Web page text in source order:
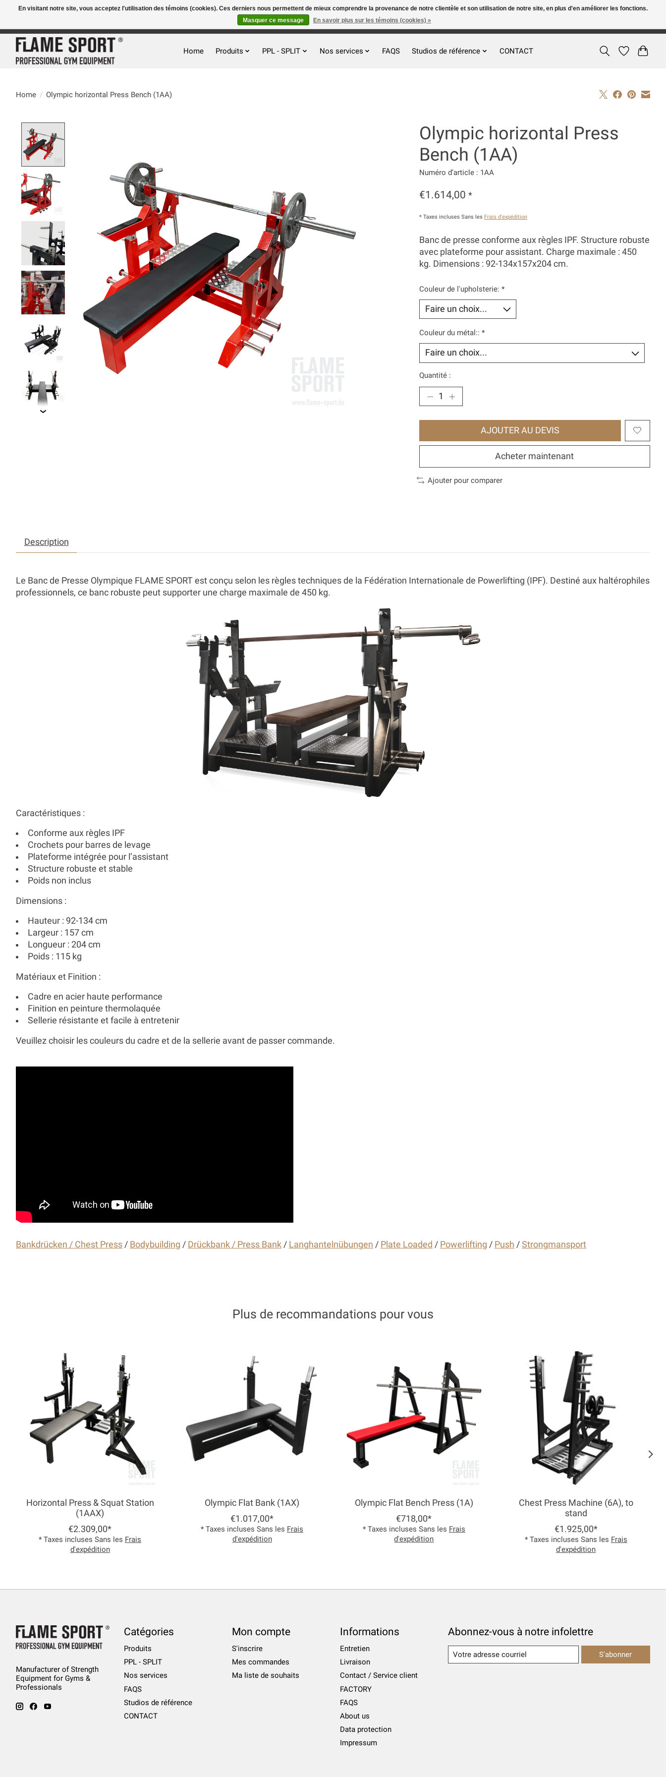
Home Produits PPL - SPLIT Nos services FAQS Studios de référence CONTACT
Home / Olympic horizontal Press Bench (1AA)
Olympic horizontal Press
Bench (1AA)
Numéro d’article : 1AA
€1.614,00 *
* Taxes incluses Sans les Frais d'expédition
Banc de presse conforme aux règles IPF. Structure robuste
avec plateforme pour assistant. Charge maximale : 450
kg. Dimensions : 92-134x157x204 cm.
Couleur de l'upholsterie: *
Couleur du métal:: *
Quantité :
AJOUTER AU DEVIS
Acheter maintenant
Ajouter pour comparer
Description
Le Banc de Presse Olympique FLAME SPORT est conçu selon les règles techniques de la Fédération Internationale de Powerlifting (IPF). Destiné aux haltérophiles
professionnels, ce banc robuste peut supporter une charge maximale de 450 kg.
Caractéristiques :
Conforme aux règles IPF
Crochets pour barres de levage
Plateforme intégrée pour l’assistant
Structure robuste et stable
Poids non inclus
Dimensions :
Hauteur : 92-134 cm
Largeur : 157 cm
Longueur : 204 cm
Poids : 115 kg
Matériaux et Finition :
Cadre en acier haute performance
Finition en peinture thermolaquée
Sellerie résistante et facile à entretenir
Veuillez choisir les couleurs du cadre et de la sellerie avant de passer commande.
Bankdrücken / Chest Press / Bodybuilding / Drückbank / Press Bank / Langhantelnübungen / Plate Loaded / Powerlifting / Push / Strongmansport
Plus de recommandations pour vous
Horizontal Press & Squat Station
(1AAX)
€2.309,00*
* Taxes incluses Sans les Frais
d'expédition
Olympic Flat Bank (1AX)
€1.017,00*
* Taxes incluses Sans les Frais
d'expédition
Olympic Flat Bench Press (1A)
€718,00*
* Taxes incluses Sans les Frais
d'expédition
Chest Press Machine (6A), to
stand
€1.925,00*
* Taxes incluses Sans les Frais
d'expédition
Manufacturer of Strength
Equipment for Gyms &
Professionals
Catégories
Produits
PPL - SPLIT
Nos services
FAQS
Studios de référence
CONTACT
Mon compte
S'inscrire
Mes commandes
Ma liste de souhaits
Informations
Entretien
Livraison
Contact / Service client
FACTORY
FAQS
About us
Data protection
Impressum
Abonnez-vous à notre infolettre
S'abonner
En visitant notre site, vous acceptez l'utilisation des témoins (cookies). Ces derniers nous permettent de mieux comprendre la provenance de notre clientèle et son utilisation de notre site, en plus d'en améliorer les fonctions.
Masquer ce message
En savoir plus sur les témoins (cookies) »